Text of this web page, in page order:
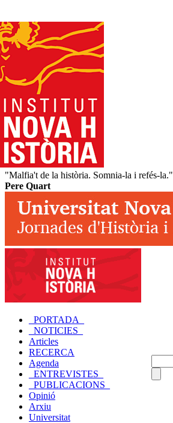
"Malfia't de la història. Somnia-la i refés-la."
Pere Quart
_PORTADA_
_NOTICIES_
Articles
RECERCA
Agenda
_ENTREVISTES_
_PUBLICACIONS_
Opinió
Arxiu
Universitat